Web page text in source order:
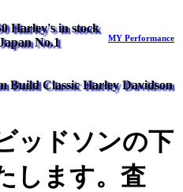
Harley's in stock
No.1
MY Performance
Build Classic Harley Davidson
ッドソンの下
します。査